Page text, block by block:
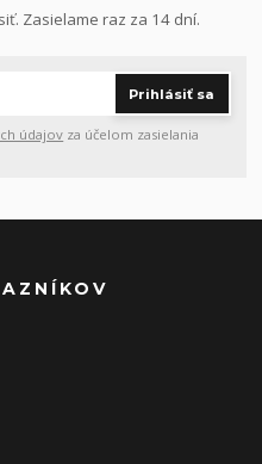
Zasielame raz za 14 dní.
Prihlásiť sa
údajov za účelom zasielania